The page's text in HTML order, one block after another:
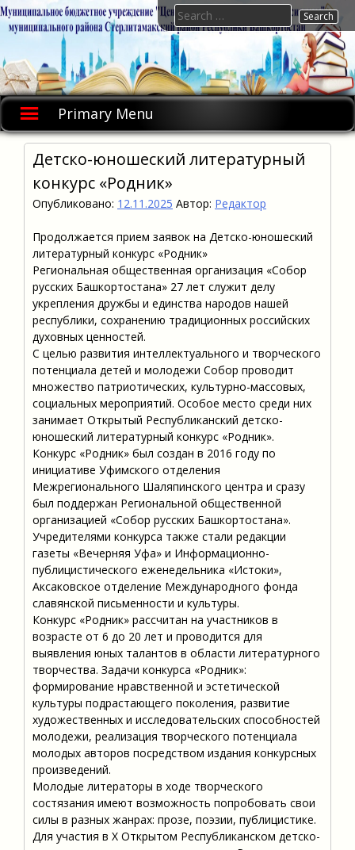
Skip
to
Primary Menu
Search
for:
Детско-юношеский литературный
конкурс «Родник»
Опубликовано: 12.11.2025 Автор: Редактор
Продолжается прием заявок на Детско-юношеский
литературный конкурс «Родник»
Региональная общественная организация «Собор
русских Башкортостана» 27 лет служит делу
укрепления дружбы и единства народов нашей
республики, сохранению традиционных российских
духовных ценностей.
С целью развития интеллектуального и творческого
потенциала детей и молодежи Собор проводит
множество патриотических, культурно-массовых,
социальных мероприятий. Особое место среди них
занимает Открытый Республиканский детско-
юношеский литературный конкурс «Родник».
Конкурс «Родник» был создан в 2016 году по
инициативе Уфимского отделения
Межрегионального Шаляпинского центра и сразу
был поддержан Региональной общественной
организацией «Собор русских Башкортостана».
Учредителями конкурса также стали редакции
газеты «Вечерняя Уфа» и Информационно-
публицистического еженедельника «Истоки»,
Аксаковское отделение Международного фонда
славянской письменности и культуры.
Конкурс «Родник» рассчитан на участников в
возрасте от 6 до 20 лет и проводится для
выявления юных талантов в области литературного
творчества. Задачи конкурса «Родник»:
формирование нравственной и эстетической
культуры подрастающего поколения, развитие
художественных и исследовательских способностей
молодежи, реализация творческого потенциала
молодых авторов посредством издания конкурсных
произведений.
Молодые литераторы в ходе творческого
состязания имеют возможность попробовать свои
силы в разных жанрах: прозе, поэзии, публицистике.
Для участия в X Открытом Республиканском детско-